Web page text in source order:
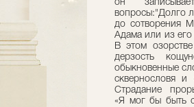
он
вопросы:"Долго
до сотворения
Адама или из его
В этом
дерзость
обыкновенные
сквернословя
Страдание
«Я мог бы быть